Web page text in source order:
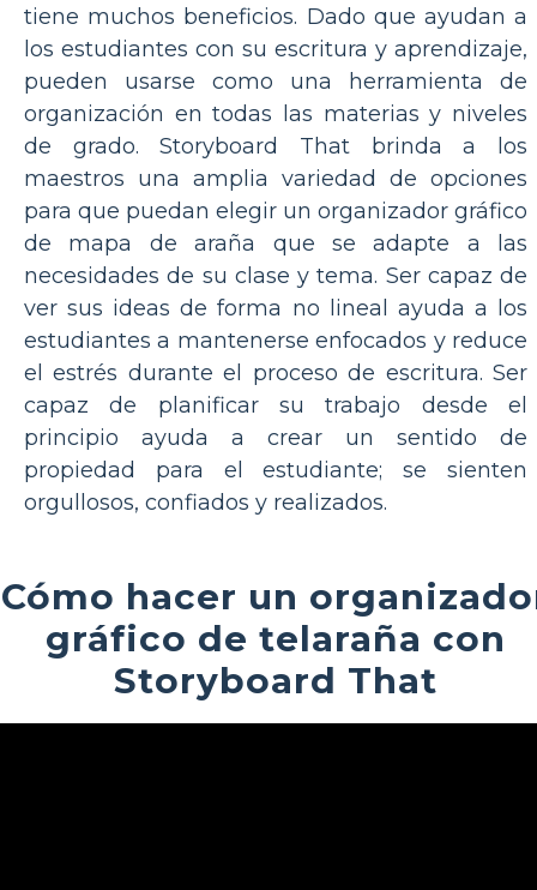
tiene muchos beneficios. Dado que ayudan a
los estudiantes con su escritura y aprendizaje,
pueden usarse como una herramienta de
organización en todas las materias y niveles
de grado. Storyboard That brinda a los
maestros una amplia variedad de opciones
para que puedan elegir un organizador gráfico
de mapa de araña que se adapte a las
necesidades de su clase y tema. Ser capaz de
ver sus ideas de forma no lineal ayuda a los
estudiantes a mantenerse enfocados y reduce
el estrés durante el proceso de escritura. Ser
capaz de planificar su trabajo desde el
principio ayuda a crear un sentido de
propiedad para el estudiante; se sienten
orgullosos, confiados y realizados.
Cómo hacer un
gráfico de telaraña con
Storyboard That